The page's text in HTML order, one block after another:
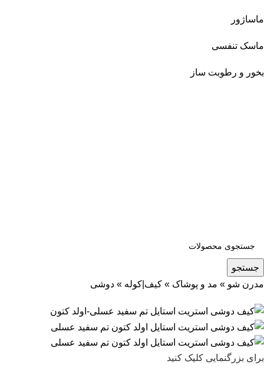
ماساژور
ماسک تنفسی
بخور و رطوبت ساز
جستجو
مدرن شو » مد و پوشاک » کیف|کوله » دوشی
برای بزرگنمایی کلیک کنید